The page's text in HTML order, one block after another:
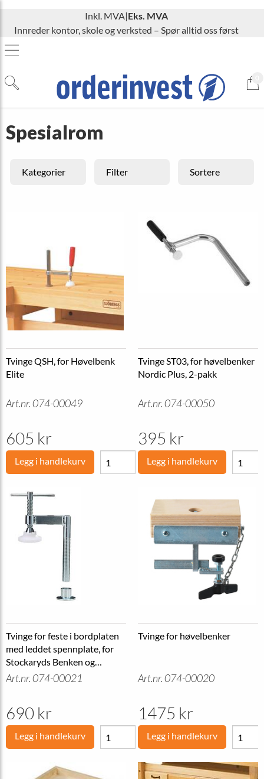
Inkl. MVA|Eks. MVA
Innreder kontor, skole og verksted – Spør alltid oss først
Spesialrom
Kategorier Filter Sortere
Tvinge QSH, for Høvelbenk
Elite
Art.nr. 074-00049
605 kr
Legg i handlekurv
Tvinge ST03, for høvelbenker
Nordic Plus, 2-pakk
Art.nr. 074-00050
395 kr
Legg i handlekurv
Tvinge for feste i bordplaten
med leddet spennplate, for
Stockaryds Benken og
Kvadraten
Art.nr. 074-00021
690 kr
Legg i handlekurv
Tvinge for høvelbenker
Art.nr. 074-00020
1475 kr
Legg i handlekurv